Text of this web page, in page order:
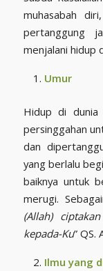
muhasabah
pertanggung
menjalani hidup
Umur
Hidup di dunia
persinggahan
dan
yang berlalu
baiknya untuk
(Allah)
kepada-Ku” QS.
Ilmu yang